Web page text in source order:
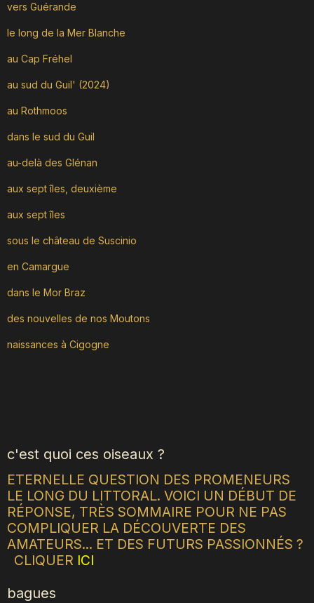
vers Guérande
le long de la Mer Blanche
au Cap Fréhel
au sud du Guil' (2024)
au Rothmoos
dans le sud du Guil
au-delà des Glénan
aux sept îles, deuxième
aux sept îles
sous le château de Suscinio
en Camargue
dans le Mor Braz
des nouvelles de nos Moutons
naissances à Cigogne
c'est quoi ces oiseaux ?
ETERNELLE QUESTION DES PROMENEURS
LE LONG DU LITTORAL. VOICI UN DÉBUT DE
RÉPONSE, TRÈS SOMMAIRE POUR NE PAS
COMPLIQUER LA DÉCOUVERTE DES
AMATEURS... ET DES FUTURS PASSIONNÉS ?
CLIQUER ICI
bagues